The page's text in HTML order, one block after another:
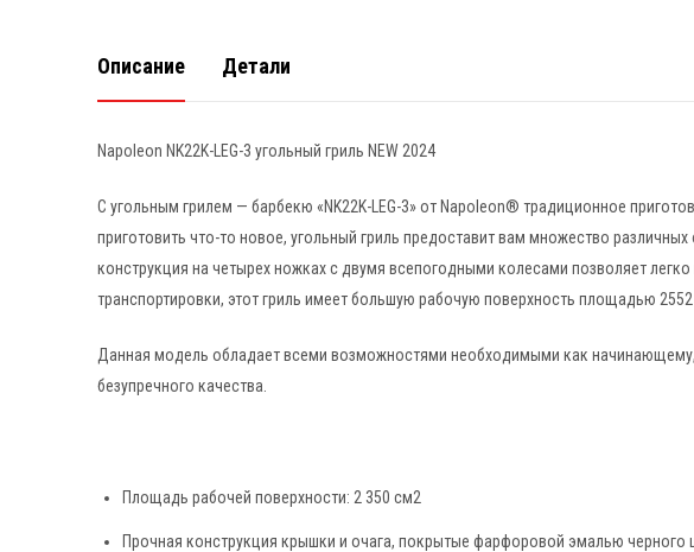
Описание Детали
Napoleon NK22K-LEG-3 угольный гриль NEW 2024
С угольным грилем — барбекю «NK22K-LEG-3» от Napoleon® традиционное
приготовить что-то новое, угольный гриль предоставит вам множество
конструкция на четырех ножках с двумя всепогодными колесами позволяет
транспортировки, этот гриль имеет большую рабочую поверхность площадью
Данная модель обладает всеми возможностями необходимыми как начинающему,
безупречного качества.
Площадь рабочей поверхности: 2 350 см2
Прочная конструкция крышки и очага, покрытые фарфоровой эмалью черного